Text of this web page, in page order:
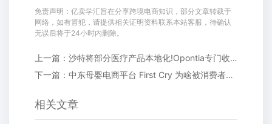
免责声明：亿卖学汇旨在分享跨境电商知识，部分文章转载于
网络，如有冒犯，请提供相关证明资料联系本站客服，待确认
无误后将于24小时内删除。
上一篇：沙特将部分医疗产品本地化!Opontia专门收购独立站，拿下4200万美元投资!
下一篇：中东母婴电商平台 First Cry 为啥被消费者爆刷差评?
相关文章